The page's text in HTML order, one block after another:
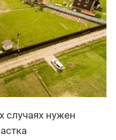
случаях нужен